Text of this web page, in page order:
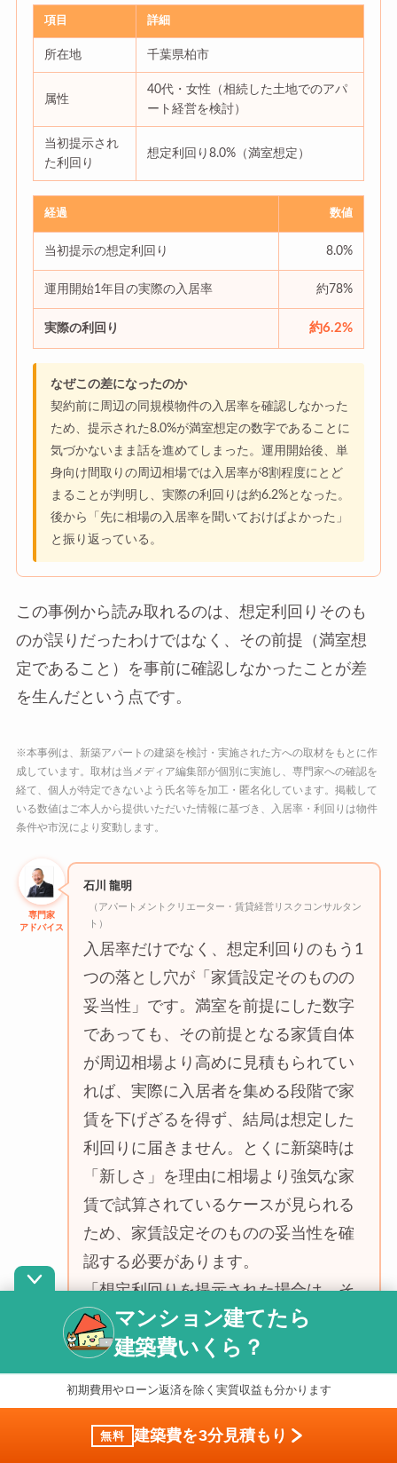
項目 詳細
所在地 千葉県柏市
属性
40代・女性（相続した土地でのアパ
ート経営を検討）
当初提示され
た利回り
想定利回り8.0%（満室想定）
経過 数値
当初提示の想定利回り 8.0%
運用開始1年目の実際の入居率 約78%
実際の利回り 約6.2%
なぜこの差になったのか
契約前に周辺の同規模物件の入居率を確認しなかった
ため、提示された8.0%が満室想定の数字であることに
気づかないまま話を進めてしまった。運用開始後、単
身向け間取りの周辺相場では入居率が8割程度にとど
まることが判明し、実際の利回りは約6.2%となった。
後から「先に相場の入居率を聞いておけばよかった」
と振り返っている。
この事例から読み取れるのは、想定利回りそのも
のが誤りだったわけではなく、その前提（満室想
定であること）を事前に確認しなかったことが差
を生んだという点です。
※本事例は、新築アパートの建築を検討・実施された方への取材をもとに作
成しています。取材は当メディア編集部が個別に実施し、専門家への確認を
経て、個人が特定できないよう氏名等を加工・匿名化しています。掲載して
いる数値はご本人から提供いただいた情報に基づき、入居率・利回りは物件
条件や市況により変動します。
専門家
アドバイス
石川 龍明
（アパートメントクリエーター・賃貸経営リスクコンサルタン
ト）
入居率だけでなく、想定利回りのもう1
つの落とし穴が「家賃設定そのものの
妥当性」です。満室を前提にした数字
であっても、その前提となる家賃自体
が周辺相場より高めに見積もられてい
れば、実際に入居者を集める段階で家
賃を下げざるを得ず、結局は想定した
利回りに届きません。とくに新築時は
「新しさ」を理由に相場より強気な家
賃で試算されているケースが見られる
ため、家賃設定そのものの妥当性を確
認する必要があります。
「想定利回りを提示された場合は、そ
の根拠となる家賃設定が周辺相場と比
べて妥当かを必ず確認するようお伝え
しています。目安として、周辺の類似
るだけで、想定家賃が現実的かどうか
マンション建てたら
建築費いくら？
初期費用やローン返済を除く実質収益も分かります
無料 建築費を3分見積もり